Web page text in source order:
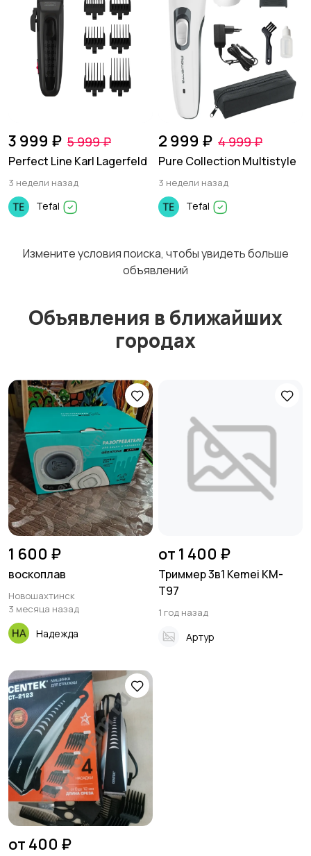
3 999 ₽ 5 999 ₽
Perfect Line Karl Lagerfeld
3 недели назад
Tefal
2 999 ₽ 4 999 ₽
Pure Collection Multistyle
3 недели назад
Tefal
Измените условия поиска, чтобы увидеть больше
объявлений
Объявления в ближайших
городах
1 600 ₽
воскоплав
Новошахтинск
3 месяца назад
Надежда
от 1 400 ₽
Триммер 3в1 Kemei KM-
Т97
1 год назад
Артур
от 400 ₽